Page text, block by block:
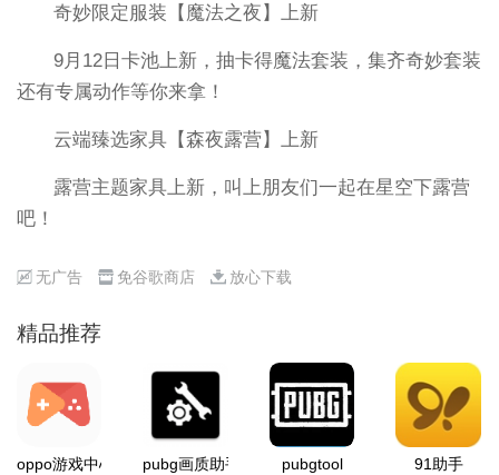
奇妙限定服装【魔法之夜】上新
9月12日卡池上新，抽卡得魔法套装，集齐奇妙套装
还有专属动作等你来拿！
云端臻选家具【森夜露营】上新
露营主题家具上新，叫上朋友们一起在星空下露营
吧！
无广告 免谷歌商店 放心下载
精品推荐
oppo游戏中心 pubg画质助手 pubgtool 91助手